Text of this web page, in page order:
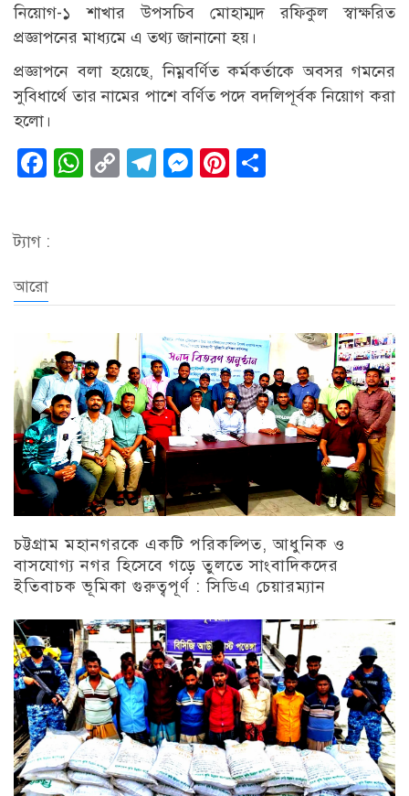
নিয়োগ-১ শাখার উপসচিব মোহাম্মদ রফিকুল স্বাক্ষরিত
প্রজ্ঞাপনের মাধ্যমে এ তথ্য জানানো হয়।
প্রজ্ঞাপনে বলা হয়েছে, নিম্নবর্ণিত কর্মকর্তাকে অবসর গমনের
সুবিধার্থে তার নামের পাশে বর্ণিত পদে বদলিপূর্বক নিয়োগ করা
হলো।
Facebook
WhatsApp
CopyTelegram
Messenger
Pinterest
ট্যাগ :
আরো
চট্টগ্রাম মহানগরকে একটি পরিকল্পিত, আধুনিক ও
বাসযোগ্য নগর হিসেবে গড়ে তুলতে সাংবাদিকদের
ইতিবাচক ভূমিকা গুরুত্বপূর্ণ : সিডিএ চেয়ারম্যান
চট্টগ্রাম